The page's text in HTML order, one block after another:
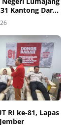
Kantong Darah
RI ke-81, Lapas